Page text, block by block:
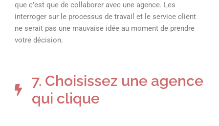
que c’est que de collaborer avec une agence. Les
interroger sur le processus de travail et le service client
ne serait pas une mauvaise idée au moment de prendre
votre décision.
7. Choisissez une agence
qui clique